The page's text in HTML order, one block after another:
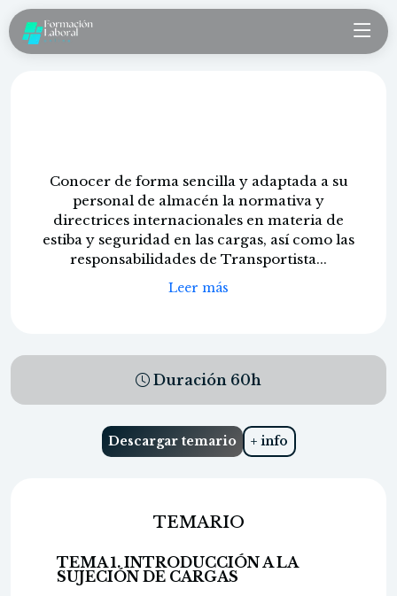
Conocer de forma sencilla y adaptada a su
personal de almacén la normativa y
directrices internacionales en materia de
estiba y seguridad en las cargas, así como las
responsabilidades de Transportista...
Leer más
Duración 60h
Descargar temario + info
TEMARIO
TEMA 1. INTRODUCCIÓN A LA
SUJECIÓN DE CARGAS